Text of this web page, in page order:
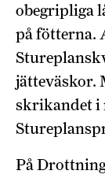
obegripliga
på fötterna.
jätteväskor.
skrikandet i
På